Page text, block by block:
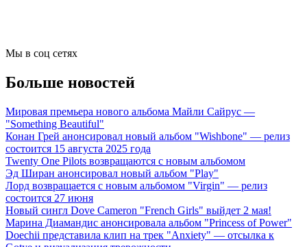
Мы в соц сетях
Больше новостей
Мировая премьера нового альбома Майли Сайрус —
"Something Beautiful"
Конан Грей анонсировал новый альбом "Wishbone" — релиз
состоится 15 августа 2025 года
Twenty One Pilots возвращаются с новым альбомом
Эд Ширан анонсировал новый альбом "Play"
Лорд возвращается с новым альбомом "Virgin" — релиз
состоится 27 июня
Новый сингл Dove Cameron "French Girls" выйдет 2 мая!
Марина Диамандис анонсировала альбом "Princess of Power"
Doechii представила клип на трек "Anxiety" — отсылка к